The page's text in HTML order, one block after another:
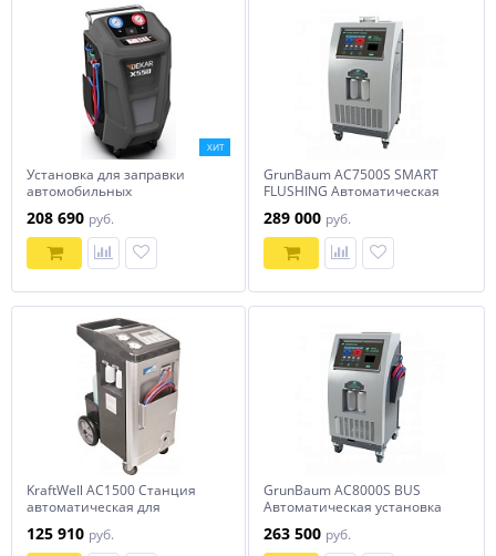
ХИТ
Установка для заправки
автомобильных
208 690 руб.
GrunBaum AC7500S SMART
FLUSHING Автоматическая
кондиционеров
289 000 руб.
KraftWell AC1500 Станция
автоматическая для
кондиционеров
125 910 руб.
GrunBaum AC8000S BUS
Автоматическая установка
автокондиционеров с
263 500 руб.